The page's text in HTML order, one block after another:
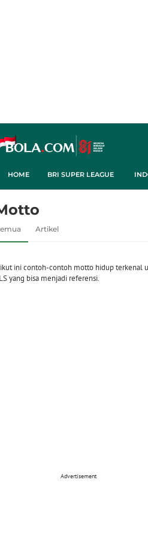
HOME BRI SUPER LEAGUE
Artikel
ini contoh-contoh motto hidup terkenal
yang bisa menjadi referensi.
Advertisement